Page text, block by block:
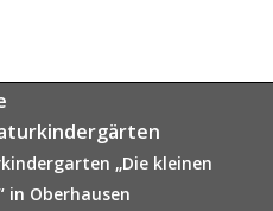
„Die kleinen
in Oberhausen